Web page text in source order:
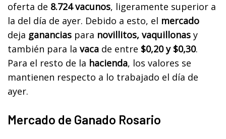
oferta de 8.724 vacunos, ligeramente superior a
la del día de ayer. Debido a esto, el mercado
deja ganancias para novillitos, vaquillonas y
también para la vaca de entre $0,20 y $0,30.
Para el resto de la hacienda, los valores se
mantienen respecto a lo trabajado el día de
ayer.
Mercado de Ganado Rosario